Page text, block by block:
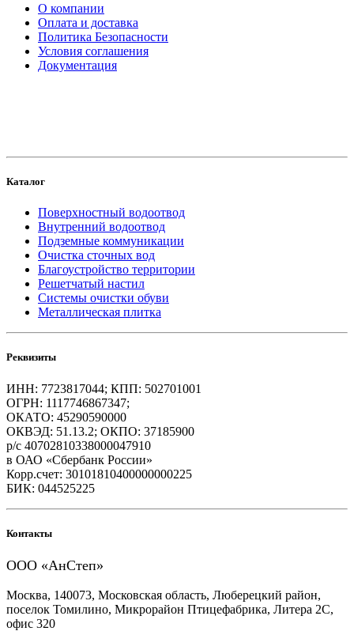
О компании
Оплата и доставка
Политика Безопасности
Условия соглашения
Документация
Каталог
Поверхностный водоотвод
Внутренний водоотвод
Подземные коммуникации
Очистка сточных вод
Благоустройство территории
Решетчатый настил
Системы очистки обуви
Металлическая плитка
Реквизиты
ИНН: 7723817044; КПП: 502701001
ОГРН: 1117746867347;
ОКАТО: 45290590000
ОКВЭД: 51.13.2; ОКПО: 37185900
р/с 40702810338000047910
в ОАО «Сбербанк России»
Корр.счет: 30101810400000000225
БИК: 044525225
Контакты
ООО «АнСтеп»
Москва, 140073, Московская область, Люберецкий район,
поселок Томилино, Микрорайон Птицефабрика, Литера 2С,
офис 320